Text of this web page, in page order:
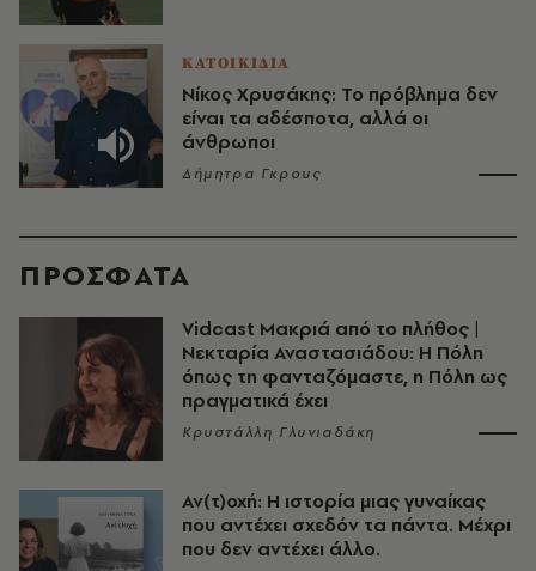
ΚΑΤΟΙΚΙΔΙΑ
Νίκος Χρυσάκης: Το πρόβλημα δεν
είναι τα αδέσποτα, αλλά οι
άνθρωποι
Δήμητρα Γκρους
ΠΡΟΣΦΑΤΑ
Vidcast Μακριά από το πλήθος |
Νεκταρία Αναστασιάδου: Η Πόλη
όπως τη φανταζόμαστε, η Πόλη ως
πραγματικά έχει
Κρυστάλλη Γλυνιαδάκη
Αν(τ)οχή: Η ιστορία μιας γυναίκας
που αντέχει σχεδόν τα πάντα. Μέχρι
που δεν αντέχει άλλο.